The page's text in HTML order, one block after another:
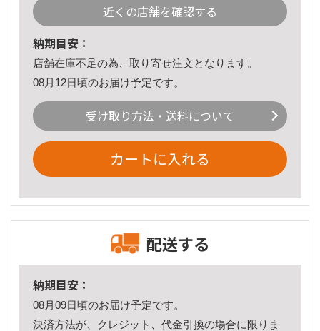
近くの店舗を確認する
納期目安：
店舗在庫不足の為、取り寄せ注文となります。
08月12日頃のお届け予定です。
受け取り方法・送料について
カートに入れる
配送する
納期目安：
08月09日頃のお届け予定です。
決済方法が、クレジット、代金引換の場合に限りま